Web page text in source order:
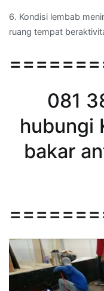
6. Kondisi lembab
ruang tempat
081
hubungi
bakar